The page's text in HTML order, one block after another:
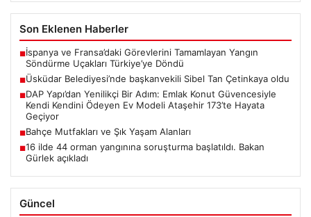
Son Eklenen Haberler
■İspanya ve Fransa’daki Görevlerini Tamamlayan Yangın
Söndürme Uçakları Türkiye’ye Döndü
■Üsküdar Belediyesi’nde başkanvekili Sibel Tan Çetinkaya oldu
■DAP Yapı’dan Yenilikçi Bir Adım: Emlak Konut Güvencesiyle
Kendi Kendini Ödeyen Ev Modeli Ataşehir 173’te Hayata
Geçiyor
■Bahçe Mutfakları ve Şık Yaşam Alanları
■16 ilde 44 orman yangınına soruşturma başlatıldı. Bakan
Gürlek açıkladı
Güncel